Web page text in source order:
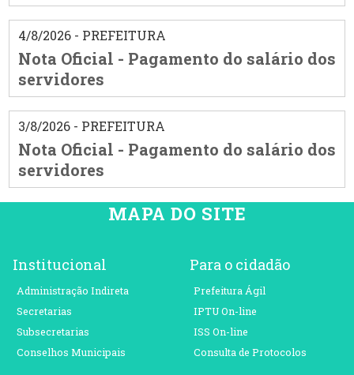
4/8/2026 - PREFEITURA
Nota Oficial - Pagamento do salário dos
servidores
3/8/2026 - PREFEITURA
Nota Oficial - Pagamento do salário dos
servidores
MAPA DO SITE
Institucional
Administração Indireta
Secretarias
Subsecretarias
Conselhos Municipais
Para o cidadão
Prefeitura Ágil
IPTU On-line
ISS On-line
Consulta de Protocolos